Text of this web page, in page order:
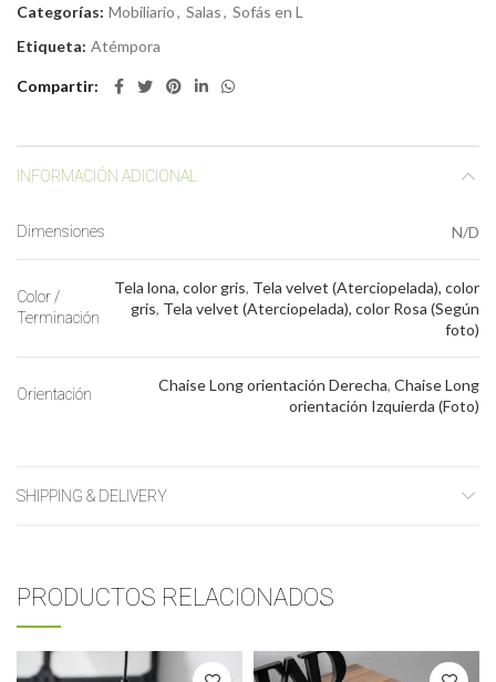
Categorías: Mobiliario, Salas, Sofás en L
Etiqueta: Atémpora
Compartir
INFORMACIÓN ADICIONAL
Dimensiones N/D
Color /
Terminación
Tela lona, color gris, Tela velvet (Aterciopelada), color
gris, Tela velvet (Aterciopelada), color Rosa (Según
foto)
Orientación Chaise Long orientación Derecha, Chaise Long
orientación Izquierda (Foto)
SHIPPING & DELIVERY
PRODUCTOS RELACIONADOS